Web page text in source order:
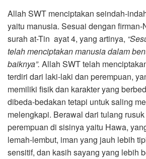
Allah SWT menciptakan seindah-
yaitu manusia. Sesuai dengan firman-
surah at-Tin ayat 4, yang artinya,
telah menciptakan manusia dalam
baiknya”. Allah SWT telah
terdiri dari laki-laki dan perempuan,
memiliki fisik dan karakter yang
dibeda-bedakan tetapi untuk saling
melengkapi. Berawal dari tulang
perempuan di sisinya yaitu Hawa,
lemah-lembut, iman yang jauh lebih
sensitif, dan kasih sayang yang lebih